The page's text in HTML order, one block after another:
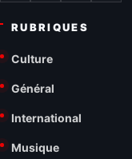
RUBRIQUES
Culture
Général
International
Musique